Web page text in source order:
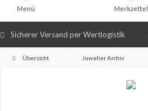
Sicherer Versand per Wertlogistik
Merkzettel
Menü
Übersicht Juwelier Archiv